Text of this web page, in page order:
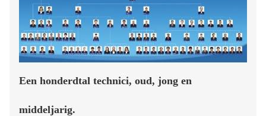
Een honderdtal technici, oud, jong en
middeljarig.